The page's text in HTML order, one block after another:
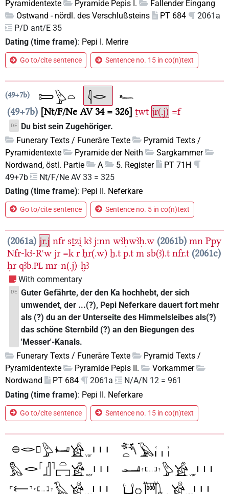
Pyramidentexte Pyramide Pepis I.
Fallender Eingang
Ostwand - nördl. des Verschlußsteins
PT 684
2061a
P/D ant/E 35
Dating (time frame): Pepi I. Merire
Go to/cite sentence Sentence no. 15 in co(n)text
49+7b
49+7b Nt/F/Ne AV 34 = 326 ṯwt jr(.j) =f
DE
Du bist sein Zugehöriger.
Funerary Texts / Funeräre Texte
Pyramid Texts /
Pyramidentexte
Pyramide der Neith
Sargkammer
Nordwand, östl. Partie
A 5. Register
PT 71H
49+7b
Nt/F/Ne AV 33 = 325
Dating (time frame): Pepi II. Neferkare
Go to/cite sentence Sentence no. 5 in co(n)text
2061a jr.j nfr sṯzi̯ kꜣ j:nn wꜣḥwꜣḥ.w 2061b mn Ppy
Nfr-kꜣ-Rꜥw jr =k r ẖr(.w) ẖ.t p.t m sb(ꜣ).t nfr.t 2061c
ḥr qꜣb.PL mr-n(.j)-ḫꜣ
With commentary
DE Guter Gefährte, der den Ka hochhebt, der sich
umwendet, der ...(?), Pepi Neferkare dauert fort mehr
als (?) du an der Unterseite des Himmelsleibes als(?)
das schöne Sternbild (?) an den Biegungen des
'Messer'-Kanals.
Funerary Texts / Funeräre Texte
Pyramid Texts /
Pyramidentexte
Pyramide Pepis II.
Vorkammer
Nordwand
PT 684 2061a
N/A/N 12 = 961
Dating (time frame): Pepi II. Neferkare
Go to/cite sentence Sentence no. 15 in co(n)text